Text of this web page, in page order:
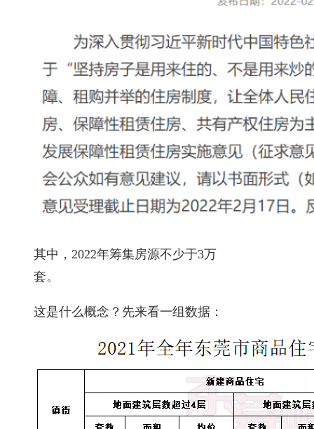
其中，2022年筹集房源不少于3万
套。
这是什么概念？先来看一组数据：